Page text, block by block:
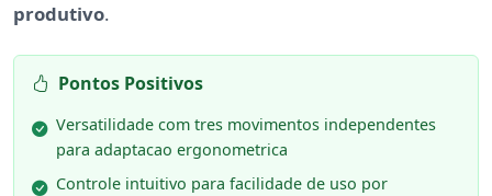
produtivo.
Pontos Positivos
Versatilidade com tres movimentos independentes
para adaptacao ergonometrica
Controle intuitivo para facilidade de uso por